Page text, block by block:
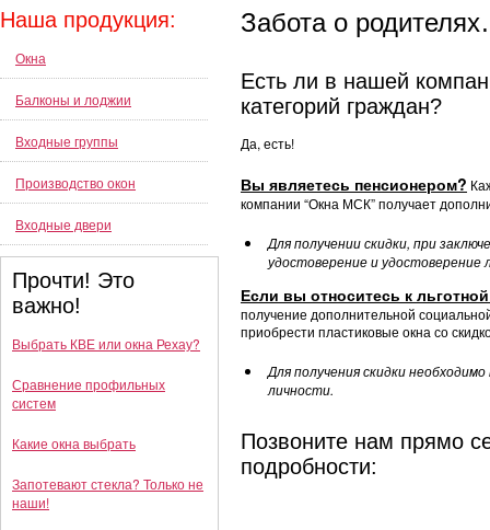
Балконы
О компании
Цены
Услуги
Продление гарантии!
Наша продукция:
Окна
Балконы и лоджии
Входные группы
Производство окон
Входные двери
Прочти! Это
важно!
Выбрать КВЕ или окна Рехау?
Сравнение профильных
систем
Какие окна выбрать
Запотевают стекла? Только не
наши!
Забота о
Есть ли в нашей
категорий граждан?
Да, есть!
Вы являетесь пенсионером?
компании “Окна МСК” получает
Для получении скидки, при
удостоверение и удостоверение
Если вы относитесь к
получение дополнительной
приобрести пластиковые окна со
Для получения скидки
личности.
Позвоните нам прямо
подробности: